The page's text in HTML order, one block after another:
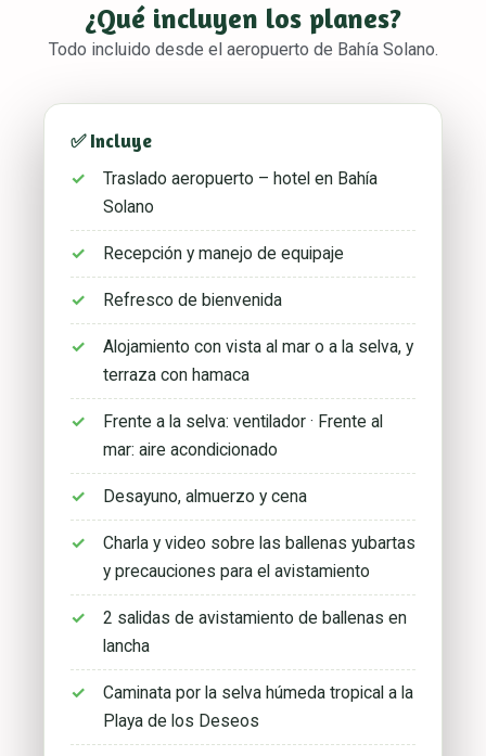
¿Qué incluyen los planes?
Todo incluido desde el aeropuerto de Bahía Solano.
✅ Incluye
Traslado aeropuerto – hotel en Bahía
Solano
Recepción y manejo de equipaje
Refresco de bienvenida
Alojamiento con vista al mar o a la selva, y
terraza con hamaca
Frente a la selva: ventilador · Frente al
mar: aire acondicionado
Desayuno, almuerzo y cena
Charla y video sobre las ballenas yubartas
y precauciones para el avistamiento
2 salidas de avistamiento de ballenas en
lancha
Caminata por la selva húmeda tropical a la
Playa de los Deseos